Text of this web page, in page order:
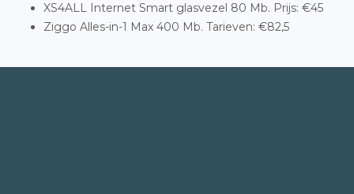
XS4ALL Internet Smart glasvezel 80 Mb. Prijs: €45
Ziggo Alles-in-1 Max 400 Mb. Tarieven: €82,5